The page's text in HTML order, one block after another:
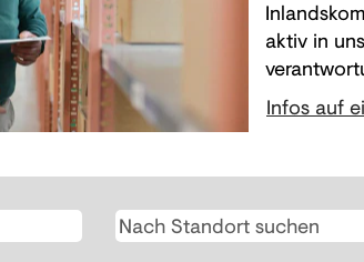
aktiv in
Infos auf